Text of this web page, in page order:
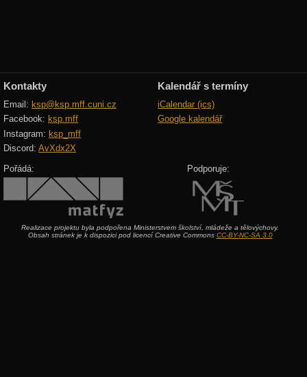
Kontakty
Email: ksp@ksp.mff.cuni.cz
Facebook: ksp.mff
Instagram: ksp_mff
Discord: AvXdx2X
Kalendář s termíny
iCalendar (ics)
Google kalendář
Pořádá: Podporuje:
Realizace projektu byla podpořena Ministerstvem školství, mládeže a tělovýchovy.
Obsah stránek je k dispozici pod licencí Creative Commons CC-BY-NC-SA 3.0